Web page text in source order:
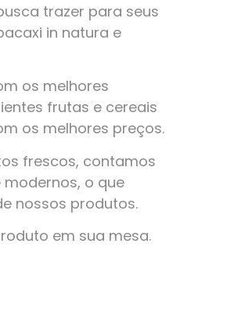
trazer para seus
in natura e
os melhores
frutas e cereais
os melhores preços.
frescos, contamos
o que
nossos produtos.
em sua mesa.